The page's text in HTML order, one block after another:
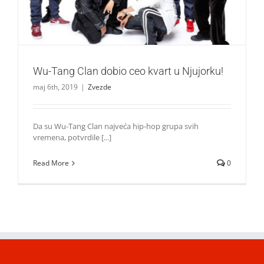
Wu-Tang Clan dobio ceo kvart u Njujorku!
maj 6th, 2019 | Zvezde
Da su Wu-Tang Clan najveća hip-hop grupa svih
vremena, potvrdile [...]
Read More 0